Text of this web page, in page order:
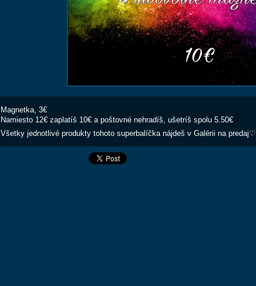
Magnetka, 3€
Namiesto 12€ zaplatíš 10€ a poštovné nehradíš, ušetríš spolu 5.50€
Všetky jednotlivé produkty tohoto superbalíčka nájdeš v Galérii na predaj♡